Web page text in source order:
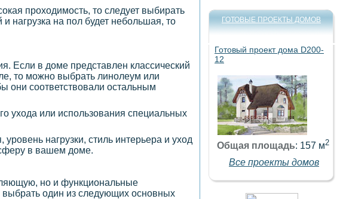
проходимость, то следует выбирать
нагрузка на пол будет небольшая, то
Если в доме представлен классический
то можно выбрать линолеум или
они соответствовали остальным
ухода или использования специальных
нагрузки, стиль интерьера и уход
в вашем доме.
но и функциональные
выбрать один из следующих основных
ГОТОВЫЕ ПРОЕКТЫ ДОМОВ
Готовый проект дома D200-
12
Общая площадь: 157 м2
Все проекты домов